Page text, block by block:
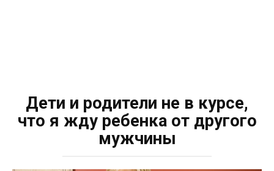
Дети и родители не в курсе,
что я жду ребенка от другого
мужчины